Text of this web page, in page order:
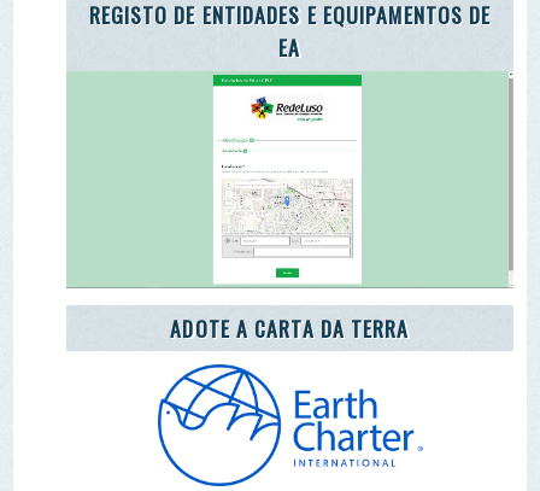
ADOTE O TROÇO DE UM RIO
ENEA 2020